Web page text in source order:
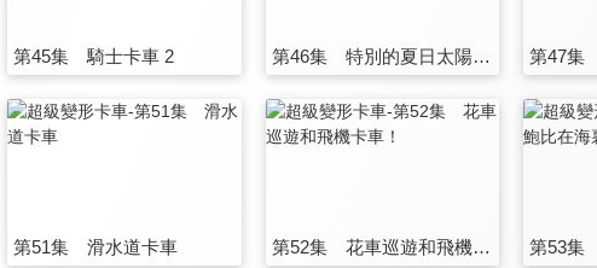
第45集 騎士卡車 2 第46集 特別的夏日太陽能發電卡車 第47集
第51集 滑水道卡車 第52集 花車巡遊和飛機卡車！